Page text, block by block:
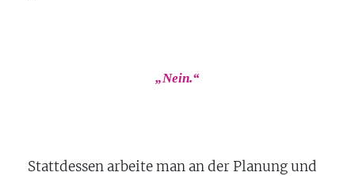
„Nein.“
Stattdessen arbeite man an der Planung und